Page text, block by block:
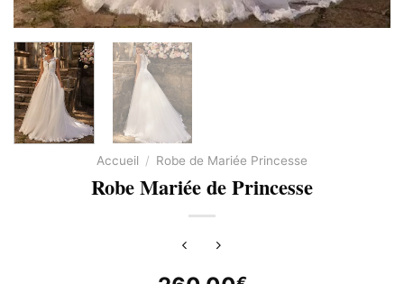
Accueil / Robe de Mariée Princesse
Robe Mariée de Princesse